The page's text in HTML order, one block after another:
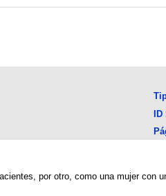
por otro, como una mujer con